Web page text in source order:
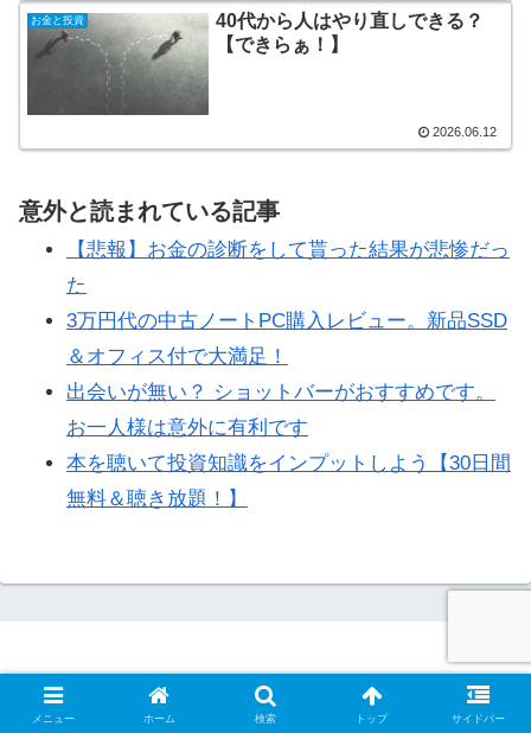
お金と投資
40代から人はやり直しできる？
【できらぁ！】
2026.06.12
意外と読まれている記事
【悲報】お金の診断をして貰った結果が悲惨だっ
た
3万円代の中古ノートPC購入レビュー。新品SSD
＆オフィス付で大満足！
出会いが無い？ ショットバーがおすすめです。
お一人様は意外に有利です
本を聴いて投資知識をインプットしよう【30日間
無料＆聴き放題！】
自己紹介
お問い合わせ
プライバシーポリシー
サイトマップ
メニュー ホーム 検索 トップ サイドバー